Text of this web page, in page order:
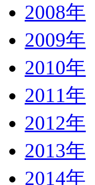
2008年
2009年
2010年
2011年
2012年
2013年
2014年